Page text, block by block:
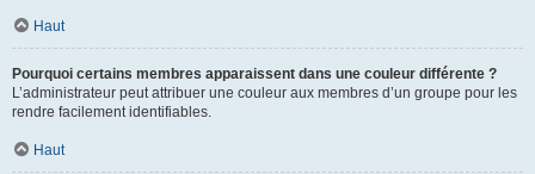
Haut
Pourquoi certains membres apparaissent dans une couleur différente ?
L’administrateur peut attribuer une couleur aux membres d’un groupe pour les
rendre facilement identifiables.
Haut